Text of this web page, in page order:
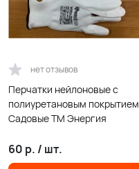
нет отзывов
Перчатки нейлоновые с
полиуретановым покрытием
Садовые ТМ Энергия
60 р. / шт.